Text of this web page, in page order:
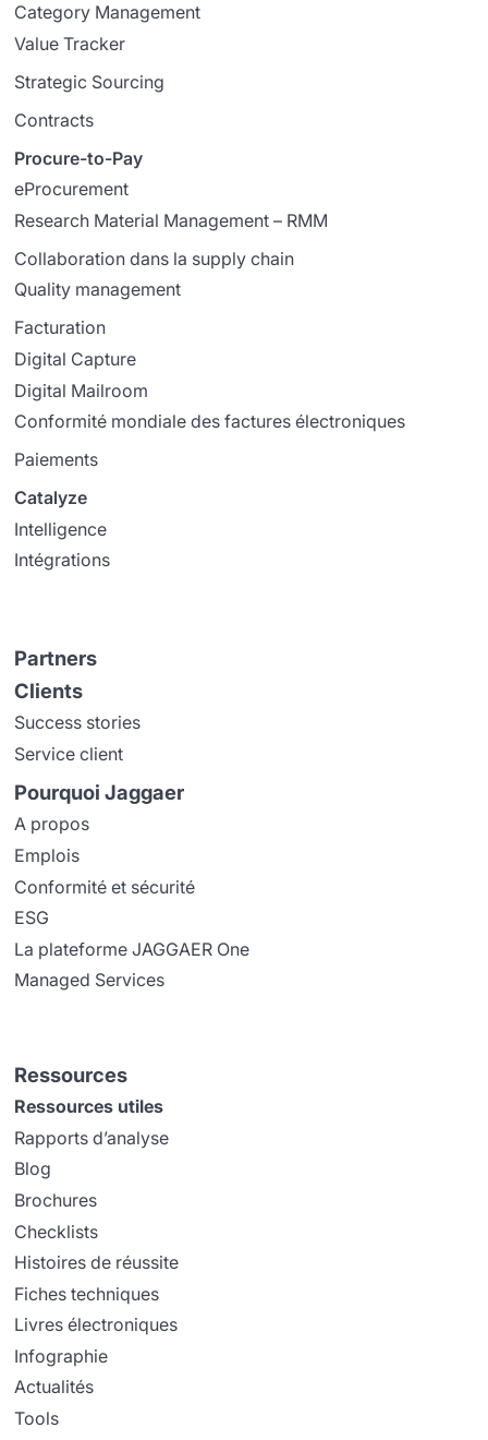
Category Management
Value Tracker
Strategic Sourcing
Contracts
Procure-to-Pay
eProcurement
Research Material Management – RMM
Collaboration dans la supply chain
Quality management
Facturation
Digital Capture
Digital Mailroom
Conformité mondiale des factures électroniques
Paiements
Catalyze
Intelligence
Intégrations
Partners
Clients
Success stories
Service client
Pourquoi Jaggaer
A propos
Emplois
Conformité et sécurité
ESG
La plateforme JAGGAER One
Managed Services
Ressources
Ressources utiles
Rapports d’analyse
Blog
Brochures
Checklists
Histoires de réussite
Fiches techniques
Livres électroniques
Infographie
Actualités
Tools